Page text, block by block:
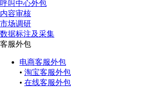
呼叫中心外包
内容审核
市场调研
数据标注及采集
客服外包
电商客服外包
• 淘宝客服外包
• 在线客服外包